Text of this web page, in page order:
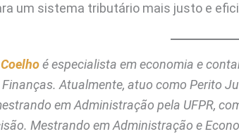
um sistema tributário mais justo e
é especialista em economia e
Atualmente, atuo como Perito
em Administração pela UFPR,
Mestrando em Administração e